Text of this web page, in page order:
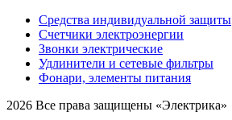
Средства индивидуальной защиты
Счетчики электроэнергии
Звонки электрические
Удлинители и сетевые фильтры
Фонари, элементы питания
2026 Все права защищены «Электрика»